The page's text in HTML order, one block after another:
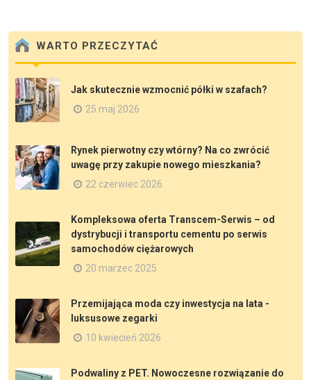
WARTO PRZECZYTAĆ
Jak skutecznie wzmocnić półki w szafach?
25 maj 2026
Rynek pierwotny czy wtórny? Na co zwrócić
uwagę przy zakupie nowego mieszkania?
22 czerwiec 2026
Kompleksowa oferta Transcem-Serwis – od
dystrybucji i transportu cementu po serwis
samochodów ciężarowych
20 marzec 2025
Przemijająca moda czy inwestycja na lata -
luksusowe zegarki
10 kwiecień 2026
Podwaliny z PET. Nowoczesne rozwiązanie do